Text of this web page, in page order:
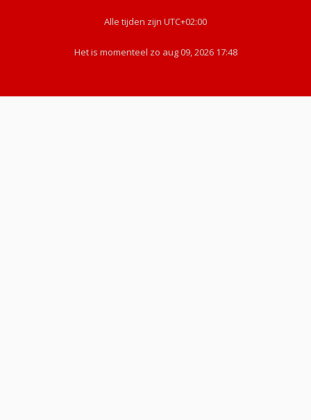
Alle tijden zijn UTC+02:00
Het is momenteel zo aug 09, 2026 17:48